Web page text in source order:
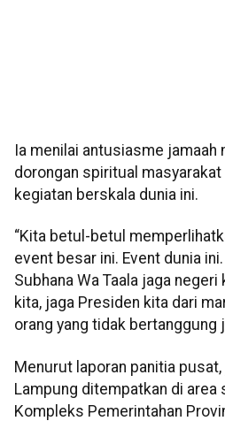
Ia menilai antusiasme
dorongan spiritual
kegiatan berskala dunia ini.
“Kita betul-betul
event besar ini. Event dunia
Subhana Wa Taala jaga
kita, jaga Presiden kita dari
orang yang tidak bertanggung
Menurut laporan panitia
Lampung ditempatkan di area
Kompleks Pemerintahan